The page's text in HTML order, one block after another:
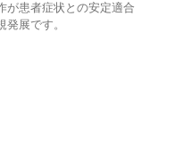
が患者症状との安定適合
展です。